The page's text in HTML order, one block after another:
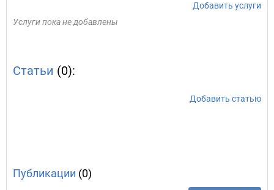
Добавить услуги
Услуги пока не добавлены
Статьи (0):
Добавить статью
Публикации (0)